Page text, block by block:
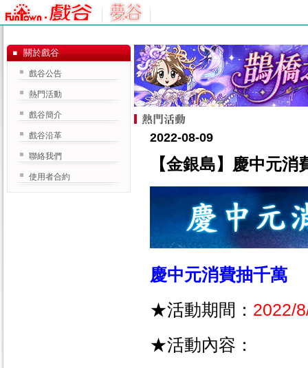
2022-08-09
【金銀島】慶中元消
慶中元消費抽千萬
★活動期間： 2022/
★活動內容：
關於戲谷
戲谷公告
熱門活動
戲谷簡介
戲谷沿革
聯絡我們
使用者合約